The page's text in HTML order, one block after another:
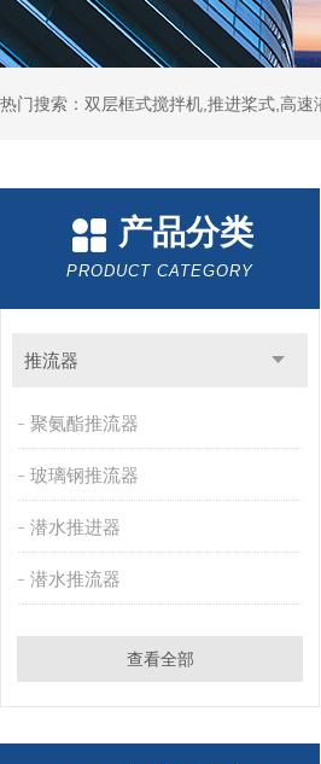
热门搜索：双层框式搅拌机,推进桨式,高速
产品分类
PRODUCT CATEGORY
推流器
聚氨酯推流器
玻璃钢推流器
潜水推进器
潜水推流器
查看全部